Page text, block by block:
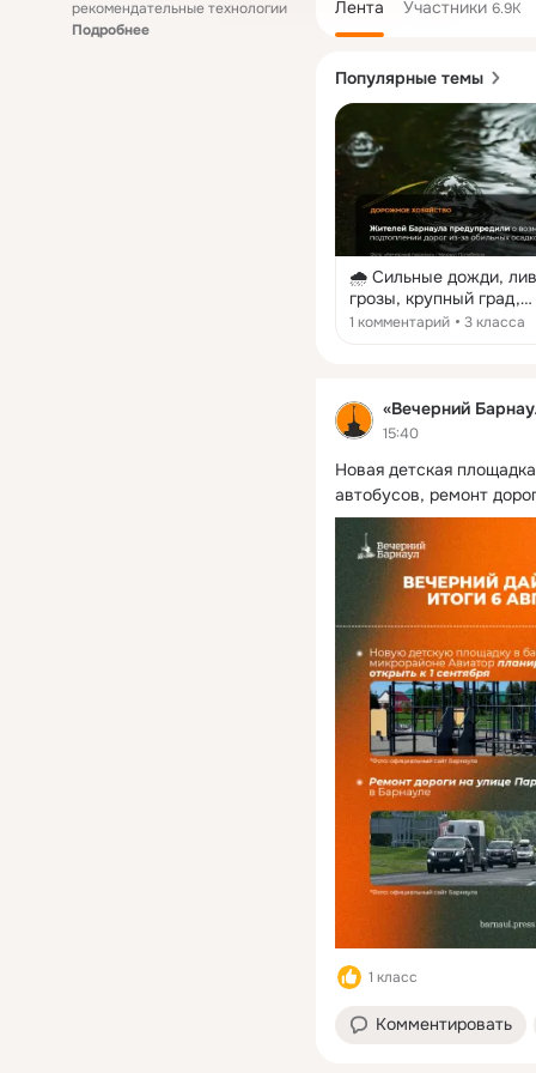
рекомендательные технологии
Подробнее
Лента Участники 6.9K
Популярные темы
🌧️ Сильные дожди,
грозы, крупный град,
шквалистый ветер
погодные условия
ожидаются и в
водами подвержены:
🔸участки улиц
Партизанской, Мало-
Тобольской, 8 Марта,
Северо-Западной,
Матросова и Юрина,
9 Января, а также
Ленина и Строителей;
🔸перекрёстки Попова
Павловский тракт, 65
Победы — Павловский
Христенко —
тракт, Молодёжная —
Ядринцева, Антона
— Островского,
Западная — Георгия
Бехтерева —
Чайковского —
🔸остановки
улице Попова и «Бия»
улице Малахова.
1 комментарий 3 класса
«Вечерний
15:40
Новая детская
автобусов, ремонт
1 класс
Комментировать